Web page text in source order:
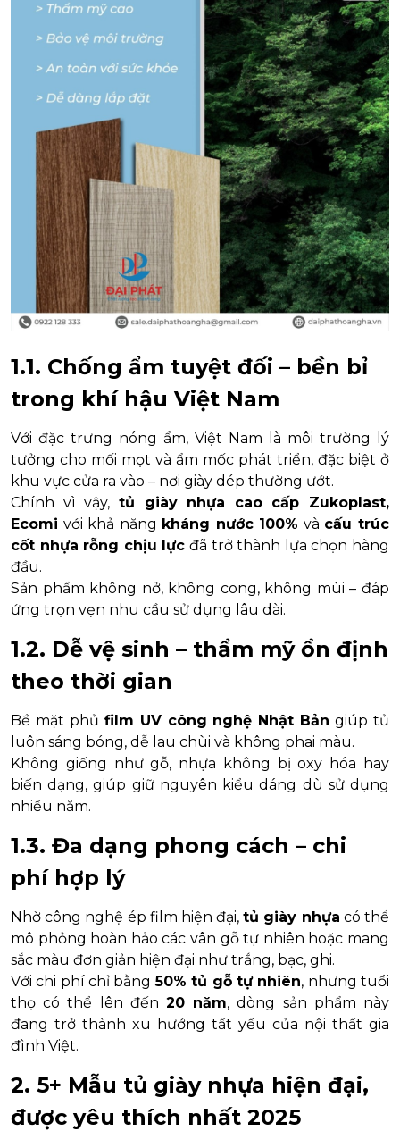
1.1. Chống ẩm tuyệt đối – bền bỉ
trong khí hậu Việt Nam
Với đặc trưng nóng ẩm, Việt Nam là môi trường lý
tưởng cho mối mọt và ẩm mốc phát triển, đặc biệt ở
khu vực cửa ra vào – nơi giày dép thường ướt.
Chính vì vậy, tủ giày nhựa cao cấp Zukoplast,
Ecomi với khả năng kháng nước 100% và cấu trúc
cốt nhựa rỗng chịu lực đã trở thành lựa chọn hàng
đầu.
Sản phẩm không nở, không cong, không mùi – đáp
ứng trọn vẹn nhu cầu sử dụng lâu dài.
1.2. Dễ vệ sinh – thẩm mỹ ổn định
theo thời gian
Bề mặt phủ film UV công nghệ Nhật Bản giúp tủ
luôn sáng bóng, dễ lau chùi và không phai màu.
Không giống như gỗ, nhựa không bị oxy hóa hay
biến dạng, giúp giữ nguyên kiểu dáng dù sử dụng
nhiều năm.
1.3. Đa dạng phong cách – chi
phí hợp lý
Nhờ công nghệ ép film hiện đại,tủ giày nhựa có thể
mô phỏng hoàn hảo các vân gỗ tự nhiên hoặc mang
sắc màu đơn giản hiện đại như trắng, bạc, ghi.
Với chi phí chỉ bằng50% tủ gỗ tự nhiên, nhưng tuổi
thọ có thể lên đến 20 năm, dòng sản phẩm này
đang trở thành xu hướng tất yếu của nội thất gia
đình Việt.
2. 5+ Mẫu tủ giày nhựa hiện đại,
được yêu thích nhất 2025